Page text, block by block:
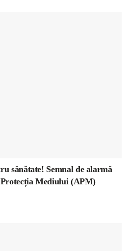
sănătate! Semnal de alarmă
Mediului (APM)